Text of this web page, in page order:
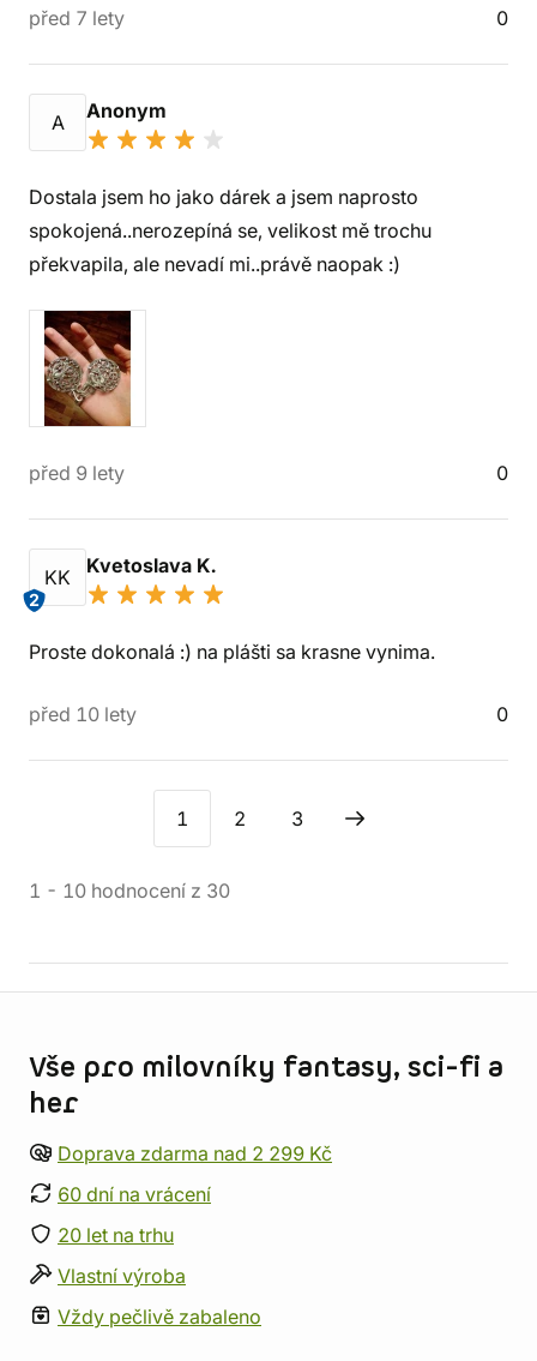
před 7 lety 0
A Anonym
Dostala jsem ho jako dárek a jsem naprosto
spokojená..nerozepíná se, velikost mě trochu
překvapila, ale nevadí mi..právě naopak :)
před 9 lety 0
KK
2
Kvetoslava K.
Proste dokonalá :) na plášti sa krasne vynima.
před 10 lety 0
1 2 3
1 - 10 hodnocení z 30
Vše pro milovníky fantasy, sci-fi a
her
Doprava zdarma nad 2 299 Kč
60 dní na vrácení
20 let na trhu
Vlastní výroba
Vždy pečlivě zabaleno